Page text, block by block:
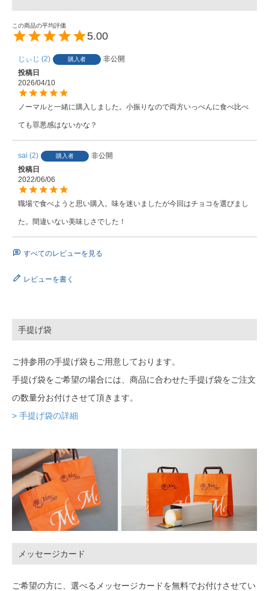
5.00
じぃじ 2 購入者
非公開
投稿日
2026/04/10
ノーマルと一緒に購入しました。小振りなので両方いっぺんに食べ比べ
ても罪悪感はないかな？
sai 2 購入者
非公開
投稿日
2022/06/06
職場で食べようと思い購入。味を迷いましたが今回はチョコを選びまし
た。間違いない美味しさでした！
すべてのレビューを見る
レビューを書く
手提げ袋
ご持参用の手提げ袋もご用意しております。
手提げ袋をご希望の場合には、商品に合わせた手提げ袋をご注文
の数量分お付けさせて頂きます。
> 手提げ袋の詳細
メッセージカード
ご希望の方に、選べるメッセージカードを無料でお付けさせてい